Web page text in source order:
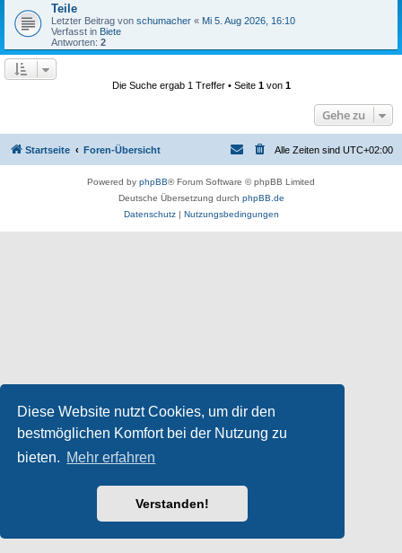
Diese Website nutzt Cookies, um dir den
bestmöglichen Komfort bei der Nutzung zu
bieten. Mehr erfahren
Verstanden!
Teile
Letzter Beitrag von schumacher « Mi 5. Aug 2026, 16:10
Verfasst in Biete
Antworten: 2
Die Suche ergab 1 Treffer • Seite 1von 1
Gehe zu
Startseite Foren-Übersicht Alle Zeiten sind UTC+02:00
Powered by phpBB® Forum Software © phpBB Limited
Deutsche Übersetzung durch phpBB.de
Datenschutz| Nutzungsbedingungen